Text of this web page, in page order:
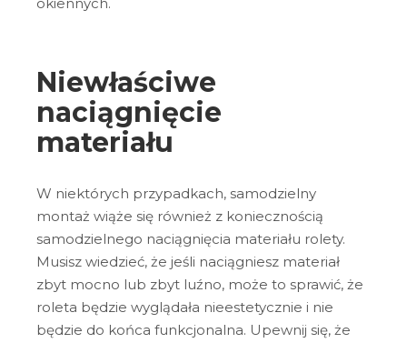
Niewłaściwe
naciągnięcie
materiału
W niektórych przypadkach, samodzielny
montaż wiąże się również z koniecznością
samodzielnego naciągnięcia materiału rolety.
Musisz wiedzieć, że jeśli naciągniesz materiał
zbyt mocno lub zbyt luźno, może to sprawić, że
roleta będzie wyglądała nieestetycznie i nie
będzie do końca funkcjonalna. Upewnij się, że